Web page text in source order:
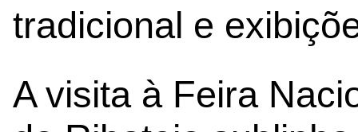
tradicional e
A visita à Feira